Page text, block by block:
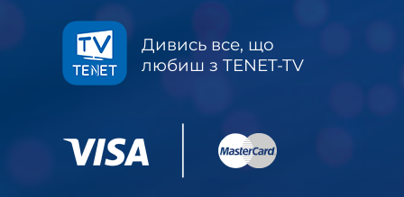
Дивись все, що
любиш з TENET-TV